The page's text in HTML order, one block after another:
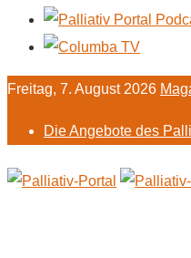
Freitag, 7. August 2026
Die Angebote des